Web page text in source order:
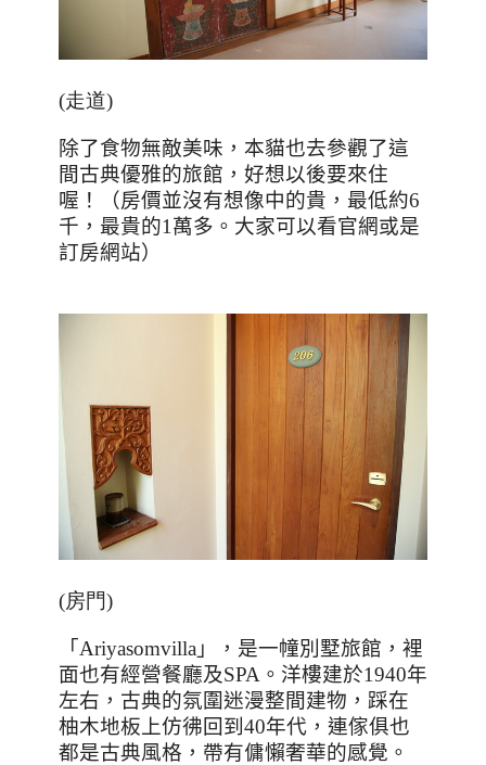
(走道)
除了食物無敵美味，本貓也去參觀了這
間古典優雅的旅館，好想以後要來住
喔！（房價並沒有想像中的貴，最低約6
千，最貴的1 萬多。大家可以看官網或是
訂房網站）
(房門)
「Ariyasomvilla 」，是一幢別墅旅館，裡
面也有經營餐廳及SPA 。洋樓建於1940年
左右，古典的氛圍迷漫整間建物，踩在
柚木地板上仿彿回到 40年代，連傢俱也
都是古典風格，帶有傭懶奢華的感覺。